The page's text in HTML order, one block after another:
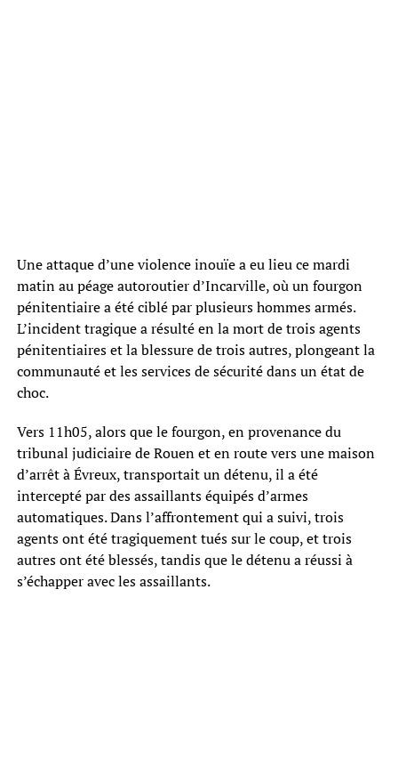
Une attaque d’une violence inouïe a eu lieu ce mardi
matin au péage autoroutier d’Incarville, où un fourgon
pénitentiaire a été ciblé par plusieurs hommes armés.
L’incident tragique a résulté en la mort de trois agents
pénitentiaires et la blessure de trois autres, plongeant la
communauté et les services de sécurité dans un état de
choc.
Vers 11h05, alors que le fourgon, en provenance du
tribunal judiciaire de Rouen et en route vers une maison
d’arrêt à Évreux, transportait un détenu, il a été
intercepté par des assaillants équipés d’armes
automatiques. Dans l’affrontement qui a suivi, trois
agents ont été tragiquement tués sur le coup, et trois
autres ont été blessés, tandis que le détenu a réussi à
s’échapper avec les assaillants.